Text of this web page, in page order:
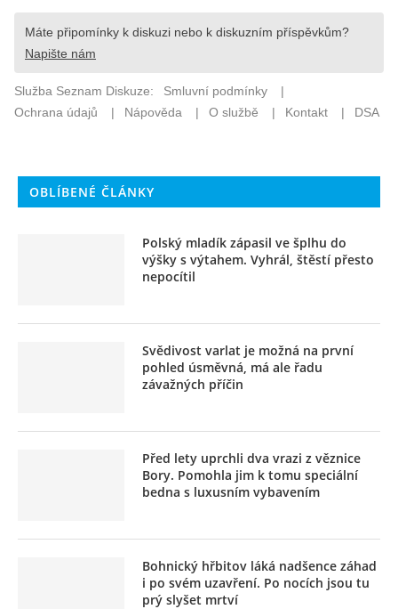
OBLÍBENÉ ČLÁNKY
Polský mladík zápasil ve šplhu do
výšky s výtahem. Vyhrál, štěstí přesto
nepocítil
Svědivost varlat je možná na první
pohled úsměvná, má ale řadu
závažných příčin
Před lety uprchli dva vrazi z věznice
Bory. Pomohla jim k tomu speciální
bedna s luxusním vybavením
Bohnický hřbitov láká nadšence záhad
i po svém uzavření. Po nocích jsou tu
prý slyšet mrtví